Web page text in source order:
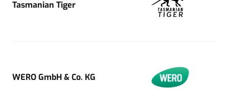
Tasmanian Tiger
WERO GmbH & Co. KG